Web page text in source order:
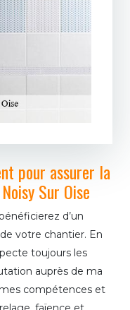
pour assurer la
Sur Oise
d’un
votre chantier. En
toujours les
auprès de ma
compétences et